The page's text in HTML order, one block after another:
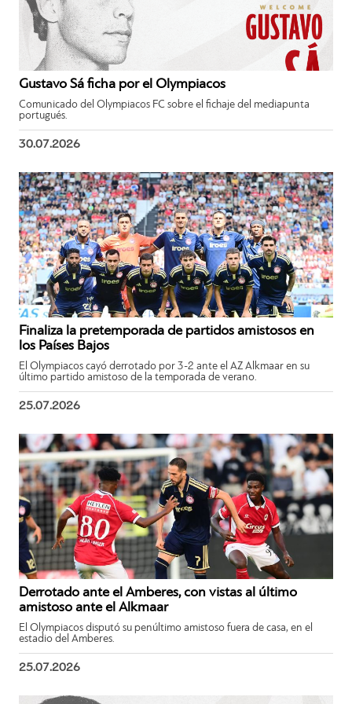
Gustavo Sá ficha por el Olympiacos
Comunicado del Olympiacos FC sobre el fichaje del mediapunta
portugués.
30.07.2026
Finaliza la pretemporada de partidos amistosos en
los Países Bajos
El Olympiacos cayó derrotado por 3-2 ante el AZ Alkmaar en su
último partido amistoso de la temporada de verano.
25.07.2026
Derrotado ante el Amberes, con vistas al último
amistoso ante el Alkmaar
El Olympiacos disputó su penúltimo amistoso fuera de casa, en el
estadio del Amberes.
25.07.2026